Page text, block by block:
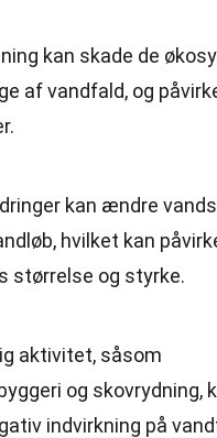
kan skade de
af vandfald, og
kan ændre
hvilket kan
størrelse og styrke.
aktivitet, såsom
og skovrydning,
indvirkning på